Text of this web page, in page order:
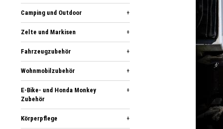
Camping und Outdoor +
Zelte und Markisen +
Fahrzeugzubehör +
Wohnmobilzubehör +
E-Bike- und Honda Monkey
Zubehör
+
Körperpflege +